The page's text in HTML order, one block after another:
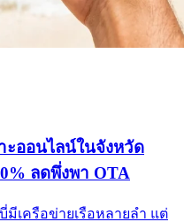
ะออนไลน์ในจังหวัด
ลดพึ่งพา OTA
มีเครือข่ายเรือหลายลำ แต่